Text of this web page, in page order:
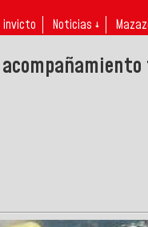
invicto Noticias ↓